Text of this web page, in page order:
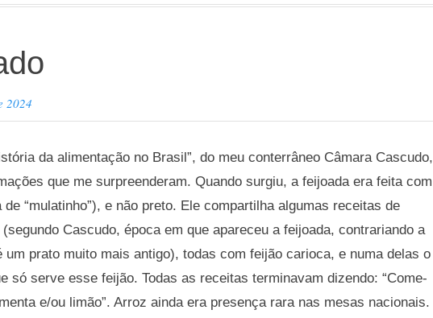
2024
da alimentação no Brasil”, do meu conterrâneo Câmara Cascudo,
que me surpreenderam. Quando surgiu, a feijoada era feita com
“mulatinho”), e não preto. Ele compartilha algumas receitas de
Cascudo, época em que apareceu a feijoada, contrariando a
um prato muito mais antigo), todas com feijão carioca, e numa delas o
só serve esse feijão. Todas as receitas terminavam dizendo: “Come-
e/ou limão”. Arroz ainda era presença rara nas mesas nacionais.